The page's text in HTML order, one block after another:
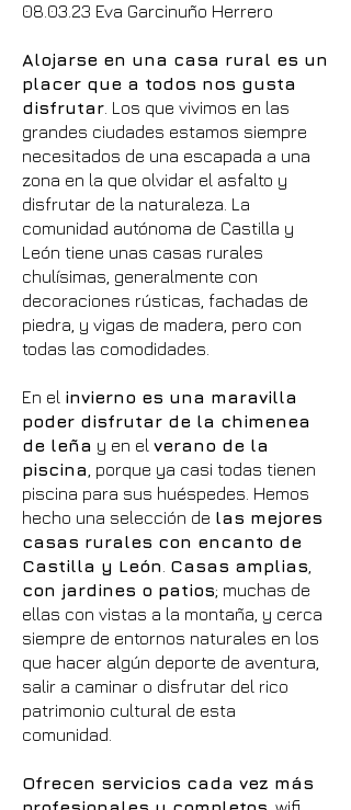
08.03.23 Eva Garcinuño Herrero
Alojarse en una casa rural es un
placer que a todos nos gusta
disfrutar . Los que vivimos en las
grandes ciudades estamos siempre
necesitados de una escapada a una
zona en la que olvidar el asfalto y
disfrutar de la naturaleza. La
comunidad autónoma de Castilla y
León tiene unas casas rurales
chulísimas, generalmente con
decoraciones rústicas, fachadas de
piedra, y vigas de madera, pero con
todas las comodidades.
En el invierno es una maravilla
poder disfrutar de la chimenea
de leña y en el verano de la
piscina , porque ya casi todas tienen
piscina para sus huéspedes. Hemos
hecho una selección de las mejores
casas rurales con encanto de
Castilla y León Casas amplias
con jardines o patios; muchas de
ellas con vistas a la montaña, y cerca
siempre de entornos naturales en los
que hacer algún deporte de aventura,
salir a caminar o disfrutar del rico
patrimonio cultural de esta
comunidad.
Ofrecen servicios cada vez más